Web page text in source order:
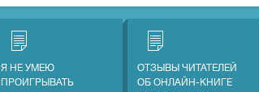
Я НЕ УМЕЮ
ПРОИГРЫВАТЬ
ОТЗЫВЫ ЧИТАТЕЛЕЙ
ОБ ОНЛАЙН-КНИГЕ